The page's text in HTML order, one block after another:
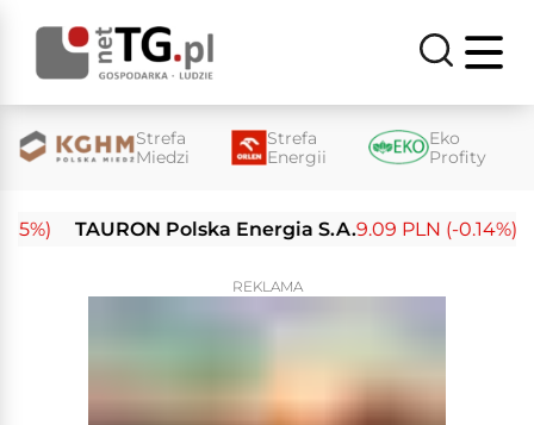
Strefa
Miedzi
Strefa
Energii
Eko
Profity
TAURON Polska Energia S.A.9.09 PLN (-0.14%)
REKLAMA